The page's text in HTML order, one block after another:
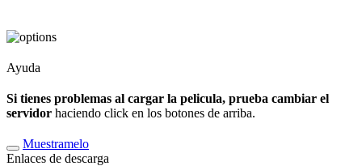
Ayuda
Si tienes problemas al cargar la pelicula, prueba cambiar el
servidor haciendo click en los botones de arriba.
Muestramelo
Enlaces de descarga